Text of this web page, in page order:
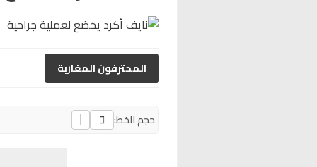
المحترفون المغاربة
حجم الخط: